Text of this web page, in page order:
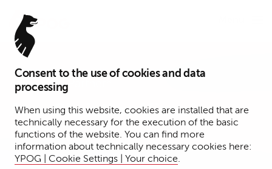
Consent to the use of cookies and data
processing
When using this website, cookies are installed that are
technically necessary for the execution of the basic
functions of the website. You can find more
information about technically necessary cookies here:
YPOG | Cookie Settings | Your choice.
Associated Partner*
Ana-Christina Vizcaino
Diaz
Köln